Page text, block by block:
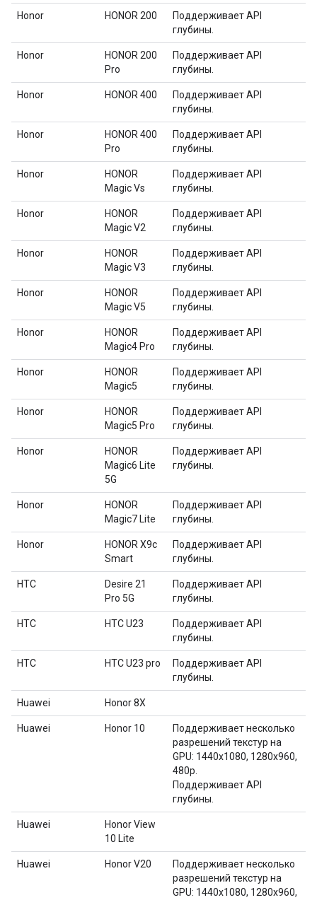
Honor HONOR 200
Поддерживает API
глубины.
Honor
HONOR 200
Pro
Поддерживает API
глубины.
Honor HONOR 400
Поддерживает API
глубины.
Honor
HONOR 400
Pro
Поддерживает API
глубины.
Honor
HONOR
Magic Vs
Поддерживает API
глубины.
Honor
HONOR
Magic V2
Поддерживает API
глубины.
Honor
HONOR
Magic V3
Поддерживает API
глубины.
Honor
HONOR
Magic V5
Поддерживает API
глубины.
Honor
HONOR
Magic4 Pro
Поддерживает API
глубины.
Honor
HONOR
Magic5
Поддерживает API
глубины.
Honor
HONOR
Magic5 Pro
Поддерживает API
глубины.
Honor
HONOR
Magic6 Lite
5G
Поддерживает API
глубины.
Honor
HONOR
Magic7 Lite
Поддерживает API
глубины.
Honor
HONOR X9c
Smart
Поддерживает API
глубины.
HTC
Desire 21
Pro 5G
Поддерживает API
глубины.
HTC HTC U23
Поддерживает API
глубины.
HTC HTC U23 pro
Поддерживает API
глубины.
Huawei Honor 8X
Huawei Honor 10
Поддерживает несколько
разрешений текстур на
GPU: 1440x1080, 1280x960,
480p.
Поддерживает API
глубины.
Huawei
Honor View
10 Lite
Huawei Honor V20
Поддерживает несколько
разрешений текстур на
GPU: 1440x1080, 1280x960,